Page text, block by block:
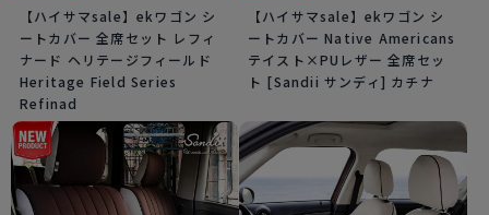
【ハイサマsale】ekワゴン シ
ートカバー 全席セット レフィ
ナード ヘリテージフィールド
Heritage Field Series
Refinad
【ハイサマsale】ekワゴン シ
ートカバー Native Americans
テイスト×PUレザー 全席セッ
ト [Sandii サンディ] カチナ